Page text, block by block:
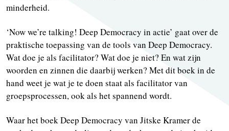
minderheid.
‘Now we’re talking! Deep Democracy in actie’ gaat over de
praktische toepassing van de tools van Deep Democracy.
Wat doe je als facilitator? Wat doe je niet? En wat zijn
woorden en zinnen die daarbij werken? Met dit boek in de
hand weet je wat je te doen staat als facilitator van
groepsprocessen, ook als het spannend wordt.
Waar het boek Deep Democracy van Jitske Kramer de